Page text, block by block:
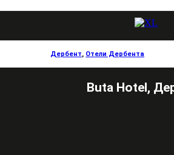
Дербент, Отели Дербента
Buta Hotel,